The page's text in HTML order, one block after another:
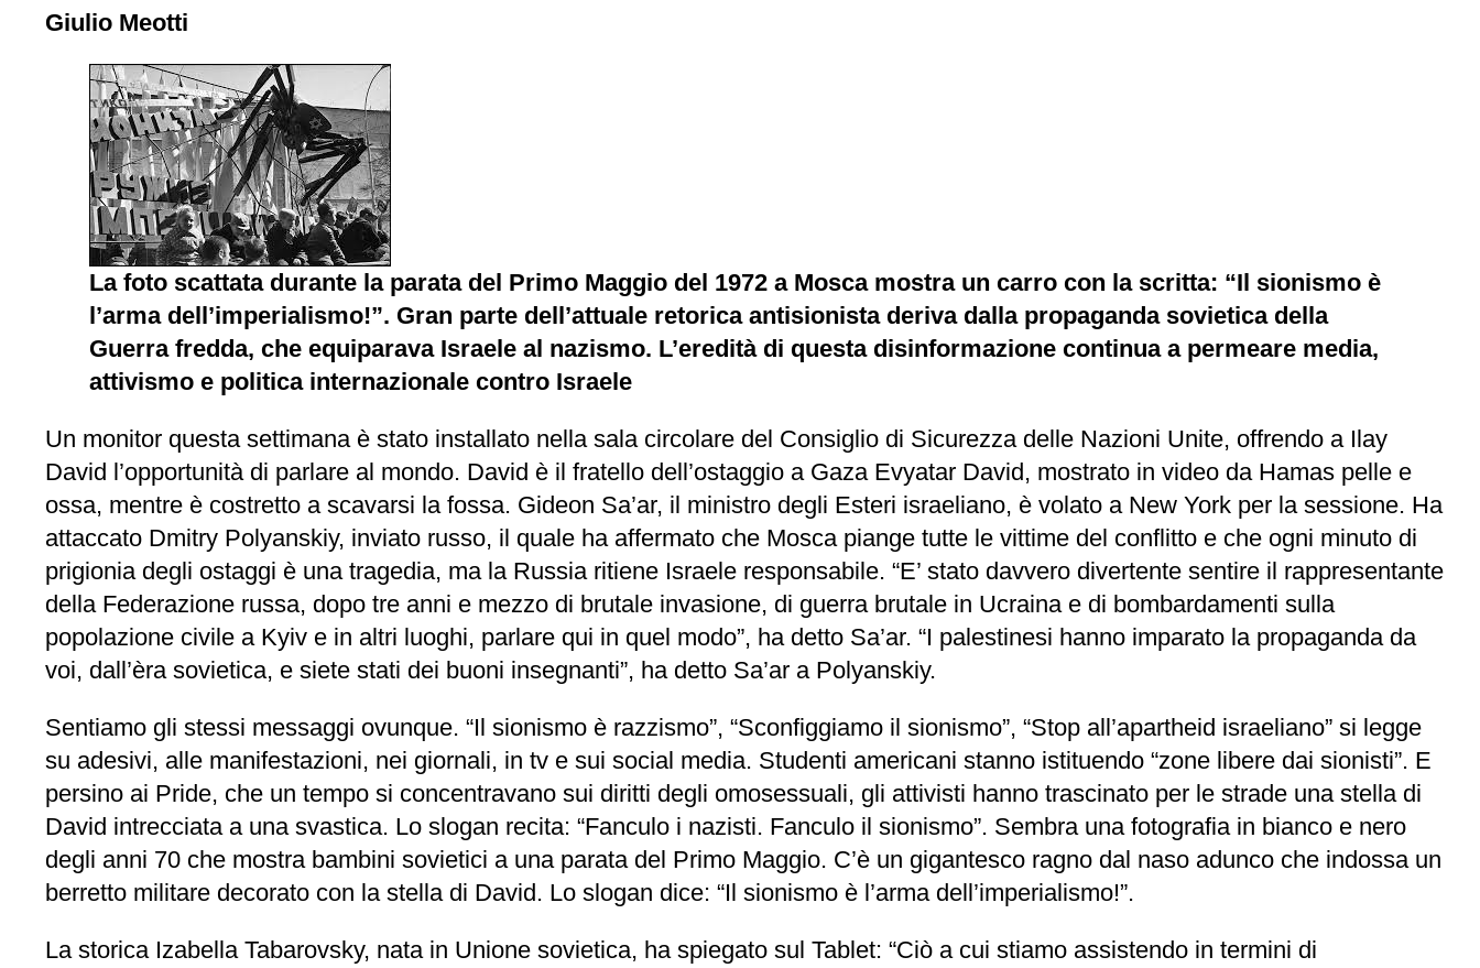
Giulio Meotti
La foto scattata durante la parata del Primo Maggio del 1972 a Mosca mostra un carro con la scritta: “Il sionismo è
l’arma dell’imperialismo!”. Gran parte dell’attuale retorica antisionista deriva dalla propaganda sovietica della
Guerra fredda, che equiparava Israele al nazismo. L’eredità di questa disinformazione continua a permeare media,
attivismo e politica internazionale contro Israele
Un monitor questa settimana è stato installato nella sala circolare del Consiglio di Sicurezza delle Nazioni Unite, offrendo a Ilay
David l’opportunità di parlare al mondo. David è il fratello dell’ostaggio a Gaza Evyatar David, mostrato in video da Hamas pelle e
ossa, mentre è costretto a scavarsi la fossa. Gideon Sa’ar, il ministro degli Esteri israeliano, è volato a New York per la sessione. Ha
attaccato Dmitry Polyanskiy, inviato russo, il quale ha affermato che Mosca piange tutte le vittime del conflitto e che ogni minuto di
prigionia degli ostaggi è una tragedia, ma la Russia ritiene Israele responsabile. “E’ stato davvero divertente sentire il rappresentante
della Federazione russa, dopo tre anni e mezzo di brutale invasione, di guerra brutale in Ucraina e di bombardamenti sulla
popolazione civile a Kyiv e in altri luoghi, parlare qui in quel modo”, ha detto Sa’ar. “I palestinesi hanno imparato la propaganda da
voi, dall’èra sovietica, e siete stati dei buoni insegnanti”, ha detto Sa’ar a Polyanskiy.
Sentiamo gli stessi messaggi ovunque. “Il sionismo è razzismo”, “Sconfiggiamo il sionismo”, “Stop all’apartheid israeliano” si legge
su adesivi, alle manifestazioni, nei giornali, in tv e sui social media. Studenti americani stanno istituendo “zone libere dai sionisti”. E
persino ai Pride, che un tempo si concentravano sui diritti degli omosessuali, gli attivisti hanno trascinato per le strade una stella di
David intrecciata a una svastica. Lo slogan recita: “Fanculo i nazisti. Fanculo il sionismo”. Sembra una fotografia in bianco e nero
degli anni 70 che mostra bambini sovietici a una parata del Primo Maggio. C’è un gigantesco ragno dal naso adunco che indossa un
berretto militare decorato con la stella di David. Lo slogan dice: “Il sionismo è l’arma dell’imperialismo!”.
La storica Izabella Tabarovsky, nata in Unione sovietica, ha spiegato sul Tablet: “Ciò a cui stiamo assistendo in termini di